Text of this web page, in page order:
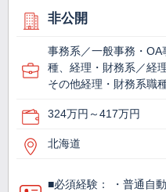
非公開
事務系／一般事務・
種、経理・財務系／経
その他経理・財務系職
324万円～417万円
北海道
■必須経験： ・普通自